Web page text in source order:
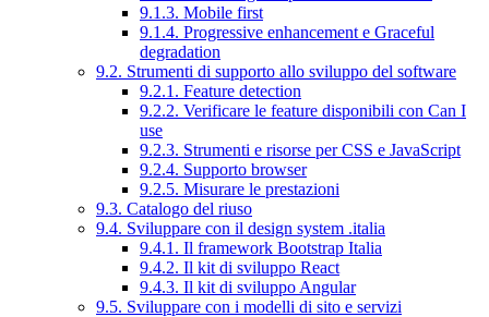
9.1.3. Mobile first
9.1.4. Progressive enhancement e Graceful
degradation
9.2. Strumenti di supporto allo sviluppo del software
9.2.1. Feature detection
9.2.2. Verificare le feature disponibili con Can I
use
9.2.3. Strumenti e risorse per CSS e JavaScript
9.2.4. Supporto browser
9.2.5. Misurare le prestazioni
9.3. Catalogo del riuso
9.4. Sviluppare con il design system .italia
9.4.1. Il framework Bootstrap Italia
9.4.2. Il kit di sviluppo React
9.4.3. Il kit di sviluppo Angular
9.5. Sviluppare con i modelli di sito e servizi